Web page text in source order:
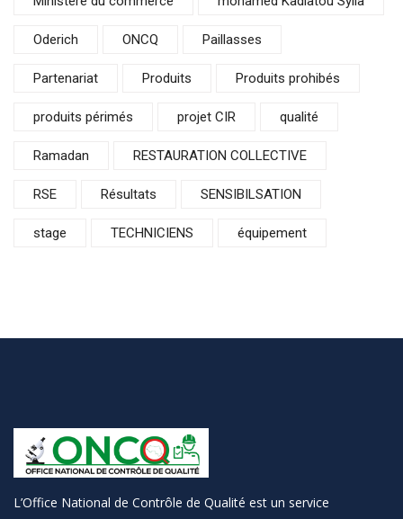
Oderich ONCQ Paillasses
Partenariat Produits Produits prohibés
produits périmés projet CIR qualité
Ramadan RESTAURATION COLLECTIVE
RSE Résultats SENSIBILSATION
stage TECHNICIENS équipement
L’Office National de Contrôle de Qualité est un service